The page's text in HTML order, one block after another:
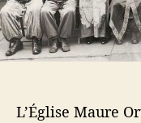
L’Église Maure